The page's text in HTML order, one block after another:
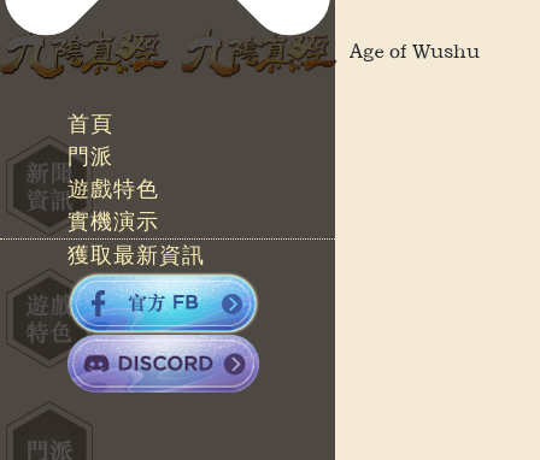
Age of Wushu
首頁
門派
遊戲特色
實機演示
獲取最新資訊